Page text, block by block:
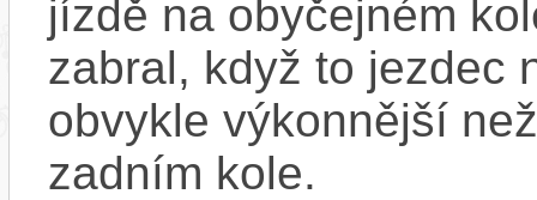
jízdě na obyčejném
zabral, když to jezdec
obvykle výkonnější
zadním kole.